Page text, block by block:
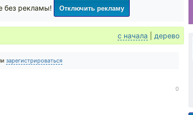
без рекламы! Отключить рекламу
с начала дерево
зарегистрироваться
0